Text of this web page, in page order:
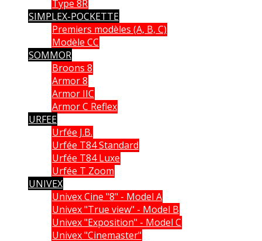
Type 8R
SIMPLEX-POCKETTE
Premiers modèles (A, B, C)
Modèle CC
SOMMOR
Broons 8
Armor 8
Armor IIC
Armor C Reflex
URFEE
Urfée J.B.
Urfée T84 Standard
Urfée T84 Luxe
Urfée T Zoom
UNIVEX
Univex Cine "8" - Model A
Univex "True view" - Model B
Univex "Exposition" - Model C
Univex "Cinemaster"